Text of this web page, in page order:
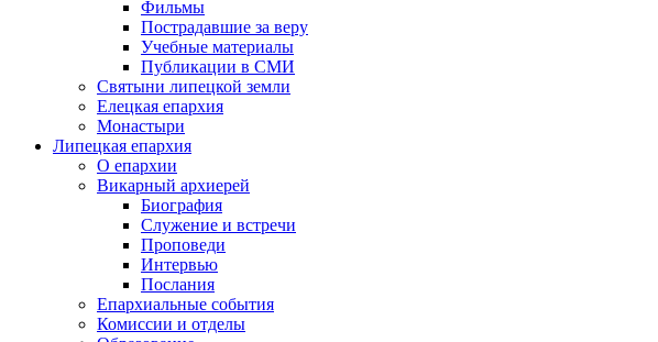
Фильмы
Пострадавшие за веру
Учебные материалы
Публикации в СМИ
Святыни липецкой земли
Елецкая епархия
Монастыри
Липецкая епархия
О епархии
Викарный архиерей
Биография
Служение и встречи
Проповеди
Интервью
Послания
Епархиальные события
Комиссии и отделы